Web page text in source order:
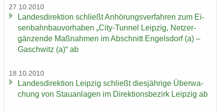
27.10.2010
Lan­des­di­rek­ti­on schließt An­hö­rungs­ver­fah­ren zum Ei­
sen­bahn­bau­vor­ha­ben „City-​Tunnel Leip­zig, Netz­er­
gän­zen­de Maß­nah­men im Ab­schnitt En­gels­dorf (a) –
Gaschwitz (a)“ ab
18.10.2010
Lan­des­di­rek­ti­on Leip­zig schließt dies­jäh­ri­ge Über­wa­
chung von Stau­an­la­gen im Di­rek­ti­ons­be­zirk Leip­zig ab